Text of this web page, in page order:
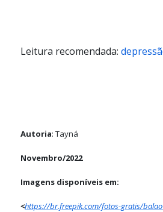
Leitura recomendada:
Autoria: Tayná
Novembro/2022
Imagens disponíveis em:
<https://br.freepik.com/fotos-gratis/